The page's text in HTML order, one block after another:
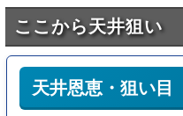
ここから天井狙い
天井恩恵・狙い目